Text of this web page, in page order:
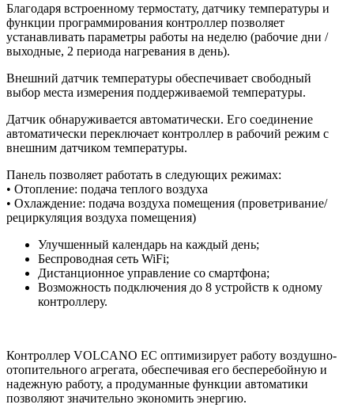
Благодаря встроенному термостату, датчику температуры и
функции программирования контроллер позволяет
устанавливать параметры работы на неделю (рабочие дни /
выходные, 2 периода нагревания в день).
Внешний датчик температуры обеспечивает свободный
выбор места измерения поддерживаемой температуры.
Датчик обнаруживается автоматически. Его соединение
автоматически переключает контроллер в рабочий режим с
внешним датчиком температуры.
Панель позволяет работать в следующих режимах:
• Отопление: подача теплого воздуха
• Охлаждение: подача воздуха помещения (проветривание/
рециркуляция воздуха помещения)
Улучшенный календарь на каждый день;
Беспроводная сеть WiFi;
Дистанционное управление со смартфона;
Возможность подключения до 8 устройств к одному
контроллеру.
Контроллер VOLCANO EC оптимизирует работу воздушно-
отопительного агрегата, обеспечивая его бесперебойную и
надежную работу, а продуманные функции автоматики
позволяют значительно экономить энергию.